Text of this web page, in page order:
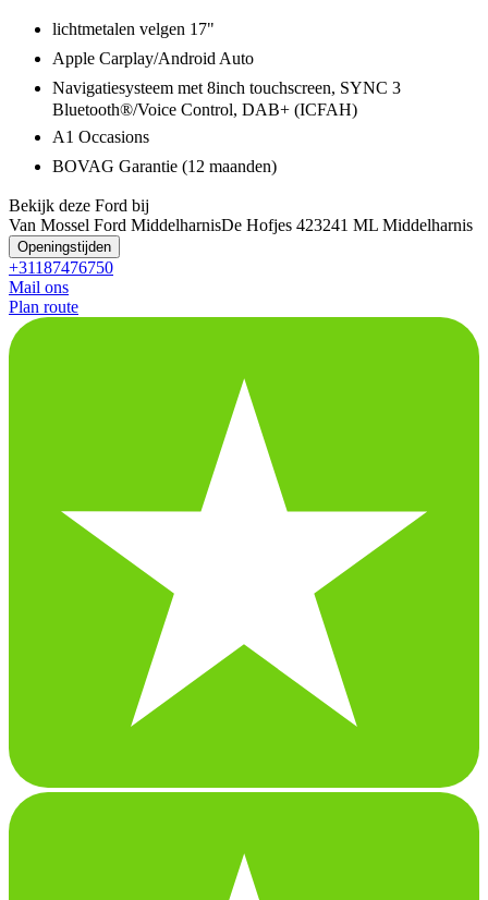
lichtmetalen velgen 17"
Apple Carplay/Android Auto
Navigatiesysteem met 8inch touchscreen, SYNC 3
Bluetooth®/Voice Control, DAB+ (ICFAH)
A1 Occasions
BOVAG Garantie (12 maanden)
Bekijk deze Ford bij
Van Mossel Ford MiddelharnisDe Hofjes 423241 ML Middelharnis
Openingstijden
+31187476750
Mail ons
Plan route